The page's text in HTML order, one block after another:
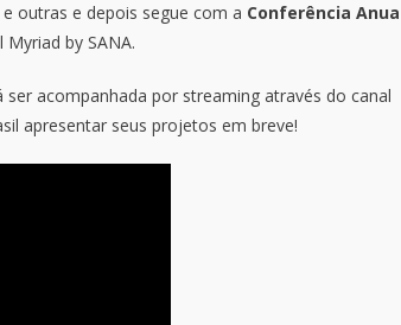
outras e depois segue com a Conferência
by SANA.
acompanhada por streaming através do canal
apresentar seus projetos em breve!